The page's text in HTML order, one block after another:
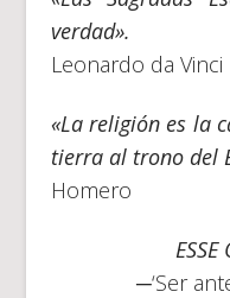
verdad».
Leonardo da Vinci
«La religión es la
tierra al trono del
Homero
ESSE
─‘Ser